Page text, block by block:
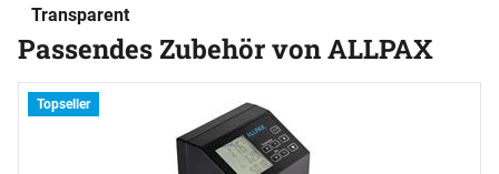
Transparent
Passendes Zubehör von ALLPAX
Zubehör überspringen
Topseller